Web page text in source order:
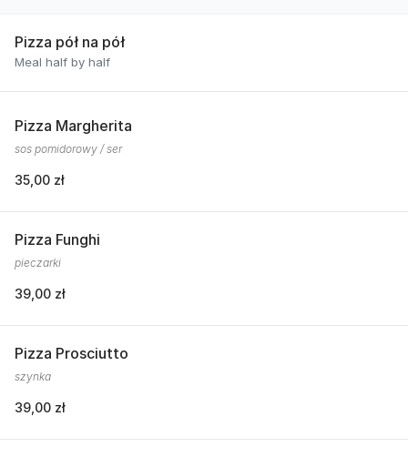
Pizza pół na pół
Meal half by half
Pizza Margherita
sos pomidorowy / ser
35,00 zł
Pizza Funghi
pieczarki
39,00 zł
Pizza Prosciutto
szynka
39,00 zł